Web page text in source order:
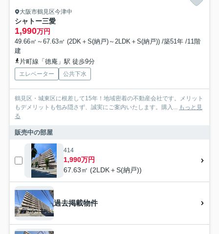
大阪市鶴見区今津中
シャトー三愛
1,990万円
49.66㎡～67.63㎡ (2DK＋S(納戸)～2LDK＋S(納戸)) /築51年 /11階
建
片町線「徳庵」駅 徒歩9分
エレベーター 公共下水
鶴見区・城東区に根差して15年！地域密着の不動産会社です。メリット
もデメリットも包み隠さず、誠実にご案内いたします。購入... もっと見
る
販売中の部屋
414
1,990万円
67.63㎡ (2LDK＋S(納戸))
過去掲載物件